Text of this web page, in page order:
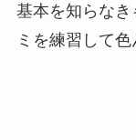
基本を知らな
ミを練習して